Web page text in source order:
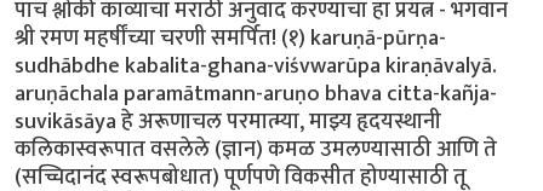
पाच श्लोकी काव्याचा मराठी अनुवाद करण्याचा हा प्रयत्न - भगवान
श्री रमण महर्षींच्या चरणी समर्पित! (१) karuṇā-pūrṇa-
sudhābdhe kabalita-ghana-viśvwarūpa kiraṇāvalyā.
aruṇāchala paramātmann-aruṇo bhava citta-kañja-
suvikāsāya हे अरूणाचल परमात्म्या, माझ्य हृदयस्थानी
कलिकास्वरूपात वसलेले (ज्ञान) कमळ उमलण्यासाठी आणि ते
(सच्चिदानंद स्वरूपबोधात) पूर्णपणे विकसीत होण्यासाठी तू